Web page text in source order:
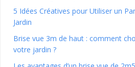
5 Idées Créatives pour Utiliser un
Jardin
Brise vue 3m de haut : comment
votre jardin ?